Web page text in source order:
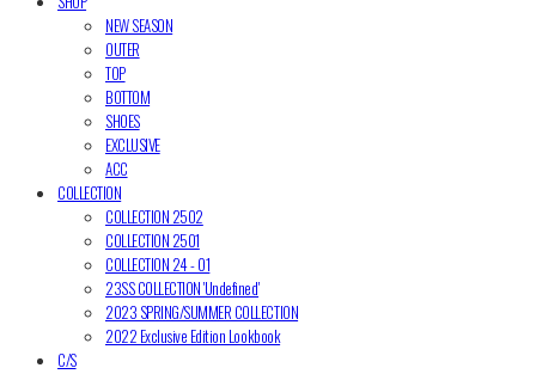
NEW SEASON
OUTER
TOP
BOTTOM
SHOES
EXCLUSIVE
ACC
COLLECTION
COLLECTION 2502
COLLECTION 2501
COLLECTION 24 - 01
23SS COLLECTION 'Undefined'
2023 SPRING/SUMMER COLLECTION
2022 Exclusive Edition Lookbook
C/S